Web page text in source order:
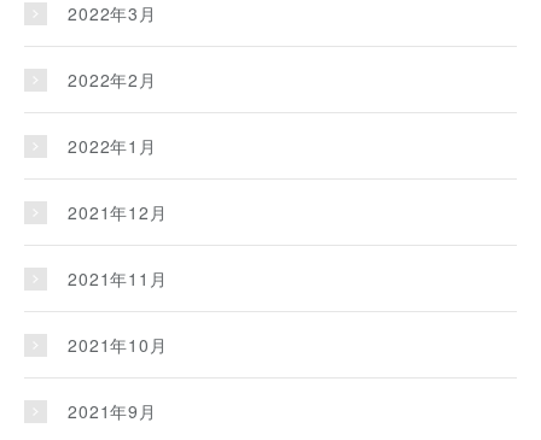
2022年3月
2022年2月
2022年1月
2021年12月
2021年11月
2021年10月
2021年9月